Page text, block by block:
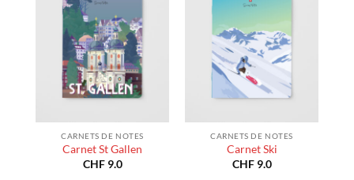
CARNETS DE NOTES
Carnet St Gallen
CHF9.0
CARNETS DE NOTES
Carnet Ski
CHF9.0